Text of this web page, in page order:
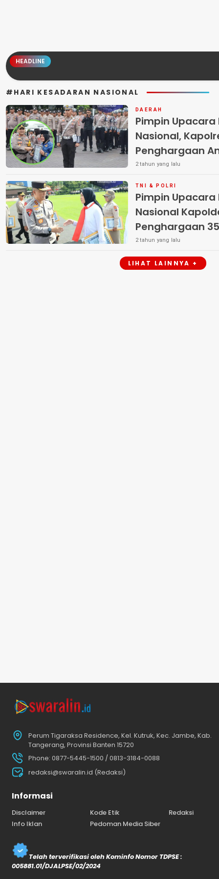
HEADLINE
#HARI KESADARAN NASIONAL
DAERAH
Pimpin
Nasional,
Penghargaan
2 tahun yang lalu
TNI & POLRI
Pimpin
Nasional
Penghargaan
Berprestasi
2 tahun yang lalu
LIHAT LAINNYA +
Perum Tigaraksa Residence, Kel. Kutruk, Kec. Jambe, Kab.
Tangerang, Provinsi Banten 15720
Phone: 0877-5445-1500 / 0813-3184-0088
redaksi@swaralin.id (Redaksi)
Informasi
Disclaimer Kode Etik
Redaksi
Info Iklan
Pedoman Media Siber
Telah terverifikasi oleh Kominfo Nomor TDPSE :
005881.01/DJALPSE/02/2024